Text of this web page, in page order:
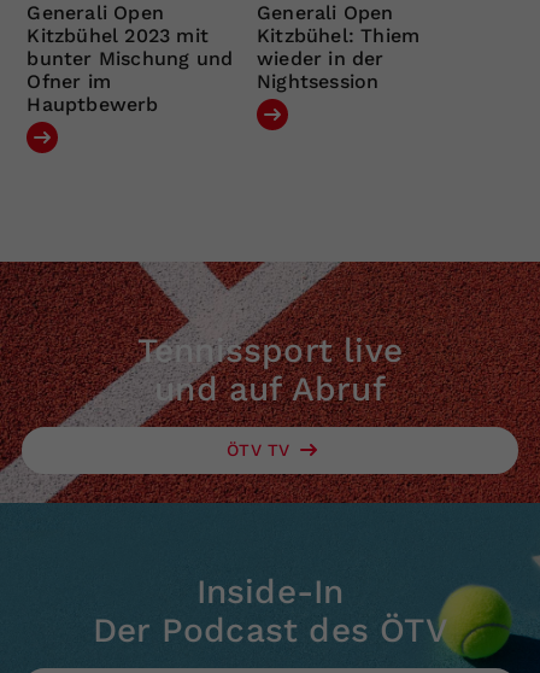
Generali Open
Kitzbühel 2023 mit
bunter Mischung und
Ofner im
Hauptbewerb
Generali Open
Kitzbühel: Thiem
wieder in der
Nightsession
Tennissport live
und auf Abruf
ÖTV TV
Inside-In
Der Podcast des ÖTV